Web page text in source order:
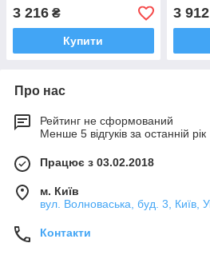
3 216 ₴
Купити
3 912
Про нас
Рейтинг не сформований
Менше 5 відгуків за останній рік
Працює з 03.02.2018
м. Київ
вул. Волноваська, буд. 3, Київ,
Контакти